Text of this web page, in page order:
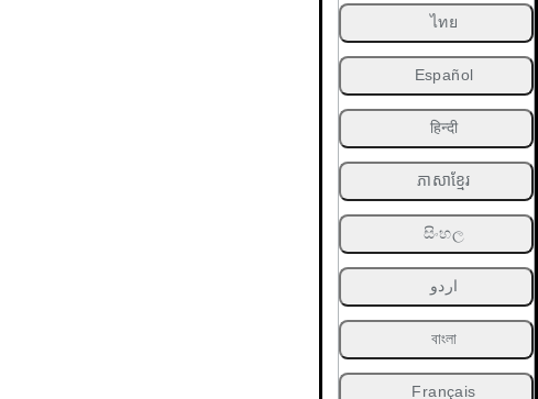
ไทย
Español
हिन्दी
ភាសាខ្មែរ
සිංහල
اردو
বাংলা
Français